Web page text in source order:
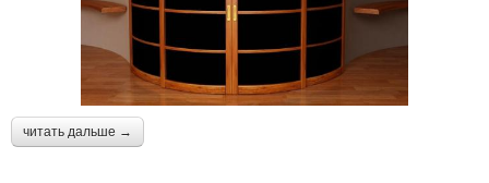
читать дальше →